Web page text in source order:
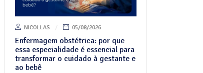
NICOLLAS 05/08/2026
Enfermagem obstétrica: por que
essa especialidade é essencial para
transformar o cuidado à gestante e
ao bebê